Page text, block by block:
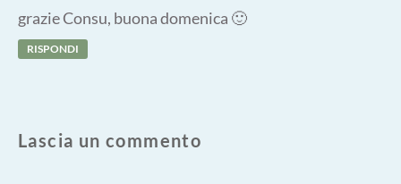
grazie Consu, buona domenica 🙂
RISPONDI
Lascia un commento